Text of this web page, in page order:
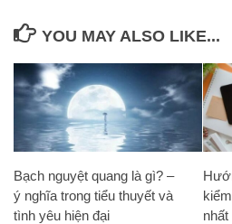
YOU MAY ALSO LIKE...
Bạch nguyệt quang là gì? –
ý nghĩa trong tiểu thuyết và
tình yêu hiện đại
nhất